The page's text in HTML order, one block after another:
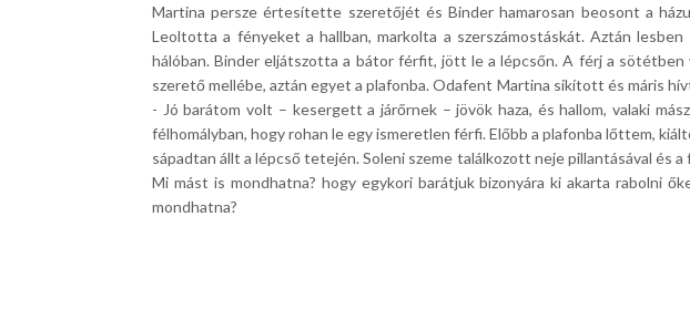
Martina persze értesítette szeretőjét és Binder hamarosan beosont a
Leoltotta a fényeket a hallban, markolta a szerszámostáskát.Aztán lesben
hálóban.Binder eljátszotta a bátor férfit, jött le a lépcsőn.A férj a sötétben
szerető mellébe, aztán egyet a plafonba.Odafent Martina sikított és máris
- Jó barátom volt – kesergett a járőrnek – jövök haza, és hallom, valaki
félhomályban, hogy rohan le egy ismeretlen férfi.Előbb a plafonba lőttem,
sápadtan állt a lépcső tetején.Soleni szeme találkozott neje pillantásával és
Mi mást is mondhatna? hogy egykori barátjuk bizonyára ki akarta rabolni
mondhatna?